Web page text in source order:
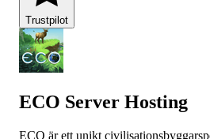
Trustpilot
ECO Server Hosting
ECO är ett unikt